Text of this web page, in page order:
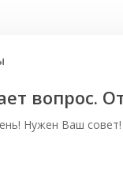
вопрос.
Нужен Ваш